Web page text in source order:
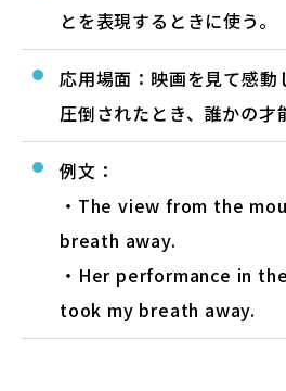
とを表現するときに使う。
応用場面：映画を見て感動
圧倒されたとき、誰かの才
例文：
・The view from the
breath away.
・Her performance in
took my breath away.